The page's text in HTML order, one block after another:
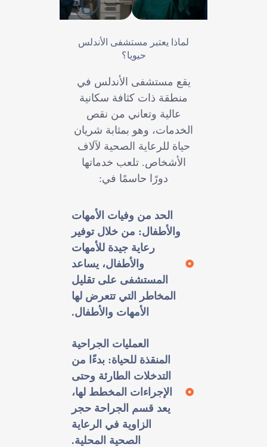
لماذا يعتبر مستشفى الأندلس
حيويا؟
يقع مستشفى الأندلس في
منطقة ذات كثافة سكانية
عالية وتعاني من نقص
الخدمات، وهو بمثابة شريان
حياة للرعاية الصحية لآلاف
الأشخاص. تلعب خدماتها
دورًا حاسمًا في:
الحد من وفيات الأمهات
والأطفال: من خلال توفير
رعاية جيدة للأمهات
والأطفال، يساعد
المستشفى على تقليل
المخاطر التي تتعرض لها
الأمهات والأطفال.
العمليات الجراحية
المنقذة للحياة: بدءًا من
التدخلات الطارئة وحتى
الإجراءات المخطط لها،
يعد قسم الجراحة حجر
الزاوية في الرعاية
الصحية المحلية.